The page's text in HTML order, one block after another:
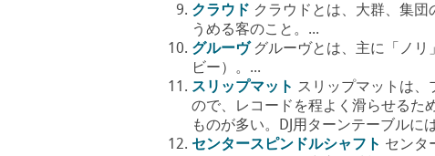
クラウド クラウドとは、大群、集
うめる客のこと。...
グルーヴ グルーヴとは、主に「ノ
ビー）。...
スリップマット スリップマットは、
ので、レコードを程よく滑らせるた
ものが多い。DJ用ターンテーブル
センタースピンドルシャフト センタ